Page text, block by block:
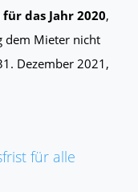
das Jahr 2020,
dem Mieter nicht
Dezember 2021,
für alle